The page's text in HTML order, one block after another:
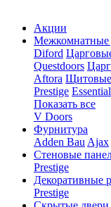
Акции
Межкомнатные
Diford
Questdoors
Aftora Щитовые
Prestige Essential
Показать все
V Doors
Фурнитура
Adden Bau Ajax
Стеновые
Prestige
Декоративные
Prestige